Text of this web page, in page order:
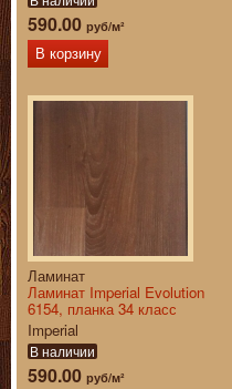
590.00 руб/м²
В корзину
Ламинат
Ламинат Imperial Evolution
6154, планка 34 класс
Imperial
В наличии
590.00 руб/м²